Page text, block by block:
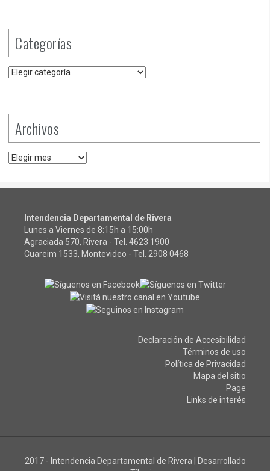
Categorías
Categorías
Archivos
Archivos
Intendencia Departamental de Rivera
Lunes a Viernes de 8:15h a 15:00h
Agraciada 570, Rivera - Tel. 4623 1900
Cuareim 1533, Montevideo - Tel. 2908 0468
Declaración de Accesibilidad
Términos de uso
Política de Privacidad
Mapa del sitio
Page
Links de interés
2017 - Intendencia Departamental de Rivera
Desarrollado